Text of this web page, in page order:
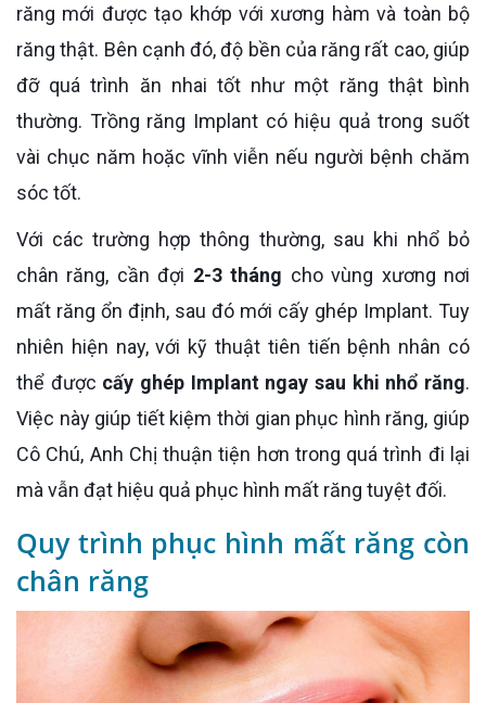
răng mới được tạo khớp với xương hàm và toàn bộ
răng thật. Bên cạnh đó, độ bền của răng rất cao, giúp
đỡ quá trình ăn nhai tốt như một răng thật bình
thường. Trồng răng Implant có hiệu quả trong suốt
vài chục năm hoặc vĩnh viễn nếu người bệnh chăm
sóc tốt.
Với các trường hợp thông thường, sau khi nhổ bỏ
chân răng, cần đợi 2-3 tháng cho vùng xương nơi
mất răng ổn định, sau đó mới cấy ghép Implant. Tuy
nhiên hiện nay, với kỹ thuật tiên tiến bệnh nhân có
thể được cấy ghép Implant ngay sau khi nhổ răng.
Việc này giúp tiết kiệm thời gian phục hình răng, giúp
Cô Chú, Anh Chị thuận tiện hơn trong quá trình đi lại
mà vẫn đạt hiệu quả phục hình mất răng tuyệt đối.
Quy trình phục hình mất răng còn
chân răng